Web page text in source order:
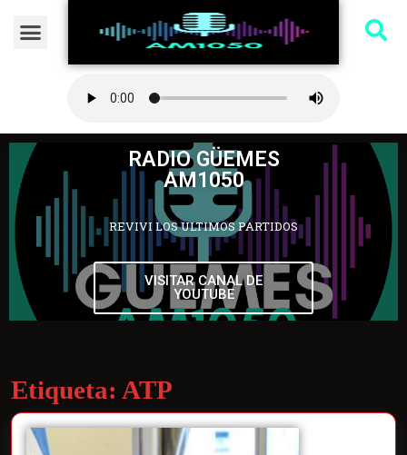
RADIO GÜEMES
AM1050
REVIVI LOS ULTIMOS PARTIDOS
VISITAR CANAL DE
YOUTUBE
Etiqueta: ATP